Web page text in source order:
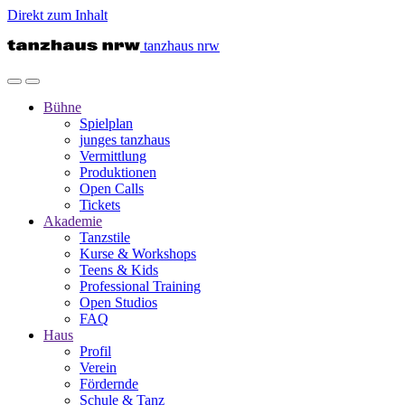
Direkt zum Inhalt
tanzhaus nrw
Bühne
Spielplan
junges tanzhaus
Vermittlung
Produktionen
Open Calls
Tickets
Akademie
Tanzstile
Kurse & Workshops
Teens & Kids
Professional Training
Open Studios
FAQ
Haus
Profil
Verein
Fördernde
Schule & Tanz